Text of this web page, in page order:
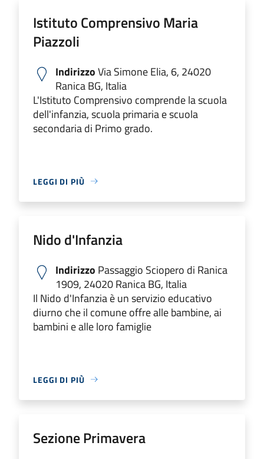
Istituto Comprensivo Maria
Piazzoli
IndirizzoVia Simone Elia, 6, 24020
Ranica BG, Italia
L'Istituto Comprensivo comprende la scuola
dell'infanzia, scuola primaria e scuola
secondaria di Primo grado.
LEGGI DI PIÙ
Nido d'Infanzia
Indirizzo Passaggio Sciopero di Ranica
1909, 24020 Ranica BG, Italia
Il Nido d'Infanzia è un servizio educativo
diurno che il comune offre alle bambine, ai
bambini e alle loro famiglie
LEGGI DI PIÙ
Sezione Primavera